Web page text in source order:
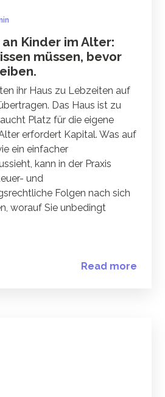
Kinder im Alter:
müssen, bevor
ihr Haus zu Lebzeiten auf
Das Haus ist zu
Platz für die eigene
erfordert Kapital. Was auf
ein einfacher
kann in der Praxis
und
Folgen nach sich
worauf Sie unbedingt
Read more